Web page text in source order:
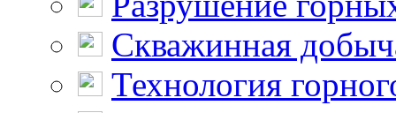
Скважинная
Технология